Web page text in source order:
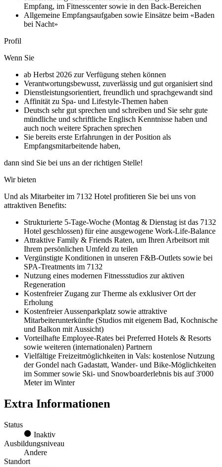
Empfang, im Fitnesscenter sowie in den Back-Bereichen
Allgemeine Empfangsaufgaben sowie Einsätze beim «Baden
bei Nacht»
Profil
Wenn Sie
ab Herbst 2026 zur Verfügung stehen können
Verantwortungsbewusst, zuverlässig und gut organisiert sind
Dienstleistungsorientiert, freundlich und sprachgewandt sind
Affinität zu Spa- und Lifestyle-Themen haben
Deutsch sehr gut sprechen und schreiben und Sie sehr gute
mündliche und schriftliche Englisch Kenntnisse haben und
auch noch weitere Sprachen sprechen
Sie bereits erste Erfahrungen in der Position als
Empfangsmitarbeitende haben,
dann sind Sie bei uns an der richtigen Stelle!
Wir bieten
Und als Mitarbeiter im 7132 Hotel profitieren Sie bei uns von
attraktiven Benefits:
Strukturierte 5-Tage-Woche (Montag & Dienstag ist das 7132
Hotel geschlossen) für eine ausgewogene Work-Life-Balance
Attraktive Family & Friends Raten, um Ihren Arbeitsort mit
Ihrem persönlichen Umfeld zu teilen
Vergünstigte Konditionen in unseren F&B-Outlets sowie bei
SPA-Treatments im 7132
Nutzung eines modernen Fitnessstudios zur aktiven
Regeneration
Kostenfreier Zugang zur Therme als exklusiver Ort der
Erholung
Kostenfreier Aussenparkplatz sowie attraktive
Mitarbeiterunterkünfte (Studios mit eigenem Bad, Kochnische
und Balkon mit Aussicht)
Vorteilhafte Employee-Rates bei Preferred Hotels & Resorts
sowie weiteren (internationalen) Partnern
Vielfältige Freizeitmöglichkeiten in Vals: kostenlose Nutzung
der Gondel nach Gadastatt, Wander- und Bike-Möglichkeiten
im Sommer sowie Ski- und Snowboarderlebnis bis auf 3'000
Meter im Winter
Extra Informationen
Status
Inaktiv
Ausbildungsniveau
Andere
Standort